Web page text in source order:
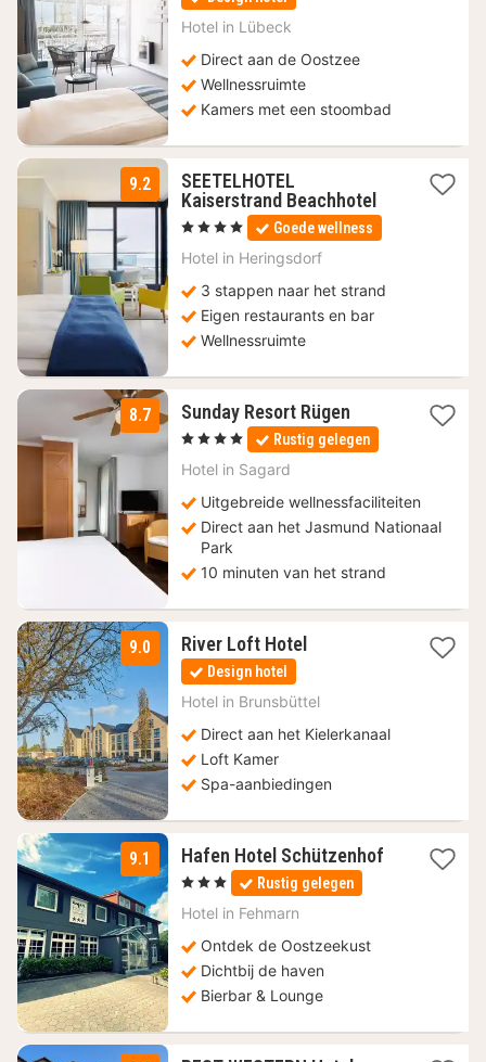
Hotel in Lübeck
Direct aan de Oostzee
Wellnessruimte
Kamers met een stoombad
9.2
SEETELHOTEL
Kaiserstrand Beachhotel1
nacht
vanaf
, 4 Sterren Goede wellness
Hotel in Heringsdorf
3 stappen naar het strand
Eigen restaurants en bar
Wellnessruimte
8.7 Sunday Resort Rügen2
nachten
vanaf
, 4 Sterren Rustig gelegen
Hotel in Sagard
Uitgebreide wellnessfaciliteiten
Direct aan het Jasmund Nationaal
Park
10 minuten van het strand
9.0 River Loft Hotel1
132
Design hotel
Hotel in Brunsbüttel
Direct aan het Kielerkanaal
Loft Kamer
Spa-aanbiedingen
9.1 Hafen Hotel Schützenhof1
, 3 Sterren Rustig gelegen
Hotel in Fehmarn
Ontdek de Oostzeekust
Dichtbij de haven
Bierbar & Lounge